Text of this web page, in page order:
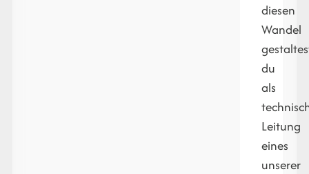
diesen
Wandel
du
als
Leitung
eines
unserer